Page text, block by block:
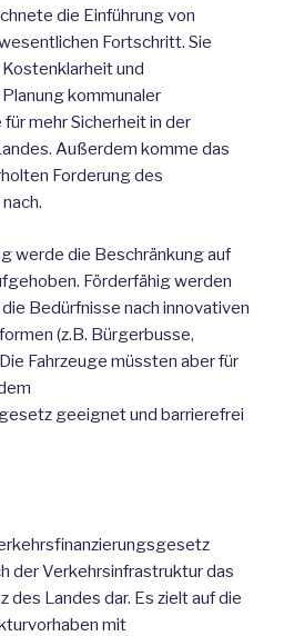
die Einführung von
Fortschritt. Sie
und
kommunaler
mehr Sicherheit in der
Außerdem komme das
Forderung des
werde die Beschränkung auf
Förderfähig werden
Bedürfnisse nach innovativen
(z.B. Bürgerbusse,
Fahrzeuge müssten aber für
geeignet und barrierefrei
der Verkehrsinfrastruktur das
Landes dar. Es zielt auf die
mit